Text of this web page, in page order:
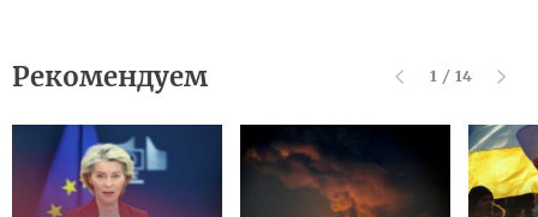
Рекомендуем 1 / 14